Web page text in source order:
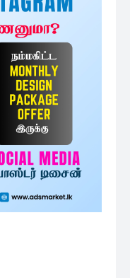
3ஆம் இடத்தில் சஜித்
விலகியமைக்கான